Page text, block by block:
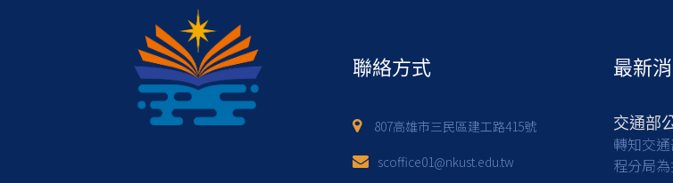
聯絡方式
807高雄市三民區建工路415號
scoffice01@nkust.edu.tw
最新
轉知交
程分局